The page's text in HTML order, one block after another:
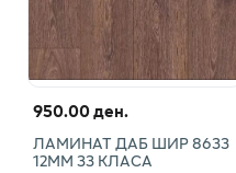
950.00 ден.
ЛАМИНАТ ДАБ ШИР 8633
12ММ 33 КЛАСА